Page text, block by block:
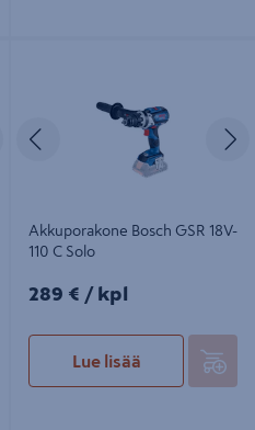
Seuraava
Akkuporakone Bosch GSR 18V-
110 C Solo
289€/kpl
289 € / kpl
Lue lisää